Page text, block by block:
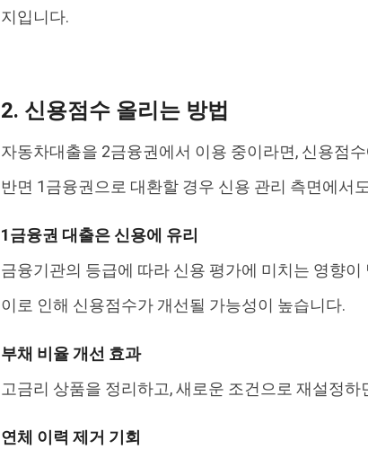
지입니다.
2. 신용점수 올리는 방법
자동차대출을 2금융권에서 이용 중이라면, 신용점
반면 1금융권으로 대환할 경우 신용 관리 측면에서
1금융권 대출은 신용에 유리
금융기관의 등급에 따라 신용 평가에 미치는 영향
이로 인해 신용점수가 개선될 가능성이 높습니다.
부채 비율 개선 효과
고금리 상품을 정리하고, 새로운 조건으로 재설정
연체 이력 제거 기회